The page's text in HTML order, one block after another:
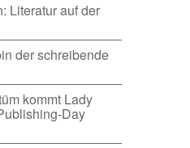
Literatur auf der
der schreibende
kommt Lady
Day